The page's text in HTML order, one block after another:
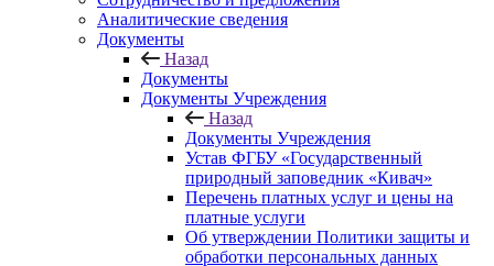
Аналитические сведения
Документы
Назад
Документы
Документы Учреждения
Назад
Документы Учреждения
Устав ФГБУ «Государственный
природный заповедник «Кивач»
Перечень платных услуг и цены на
платные услуги
Об утверждении Политики защиты и
обработки персональных данных